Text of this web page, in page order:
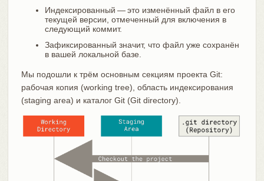
Индексированный — это изменённый файл в его
текущей версии, отмеченный для включения в
следующий коммит.
Зафиксированный значит, что файл уже сохранён
в вашей локальной базе.
Мы подошли к трём основным секциям проекта Git:
рабочая копия (working tree), область индексирования
(staging area) и каталог Git (Git directory).